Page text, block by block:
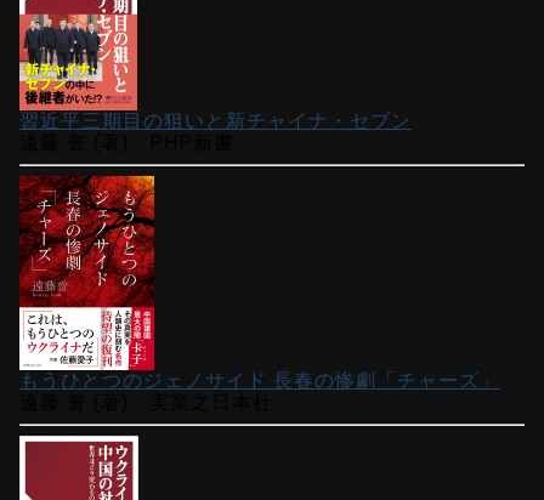
習近平三期目の狙いと新チャイナ・セブン
もうひとつのジェノサイド 長春の惨劇「チャーズ」